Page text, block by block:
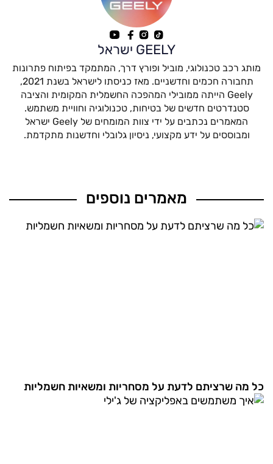
GEELY ישראל
מותג רכב טכנולוגי, מוביל ופורץ דרך, המתמקד בפיתוח פתרונות
תחבורה חכמים וחדשניים. מאז כניסתו לישראל בשנת 2021,
Geely הייתה ממובילי המהפכה החשמלית המקומית והציבה
סטנדרטים חדשים של בטיחות, טכנולוגיה וחוויית משתמש.
המאמרים נכתבים על ידי צוות המומחים של Geely ישראל
ומבוססים על ידע מקצועי, ניסיון גלובלי וחדשנות מתקדמת.
מאמרים נוספים
כל מה שרציתם לדעת על מסחריות ומשאיות חשמליות